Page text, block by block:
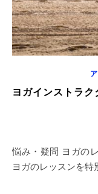
ヨガインストラ
悩み・疑問 ヨガのレッスン内容にプラスアルファ加えたい
ヨガのレッスンを特